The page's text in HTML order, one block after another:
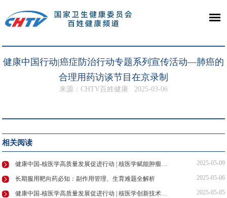
健康中国行动|癌症防治行动专题系列宣传活动—肺癌的
合理用药访谈节目在京录制
来源：CHTV百姓健康 2025-03-06
相关阅读
健康中国-核医学高质量发展促进行动 | 核医学赋能肿瘤诊疗，守护患者健康防线 2025-05-09
长期服用靶向药必知：副作用管理、生育难题全解析 2025-05-06
健康中国-核医学高质量发展促进行动 | 核医学创新技术领航肿瘤诊疗新未来 2025-05-05